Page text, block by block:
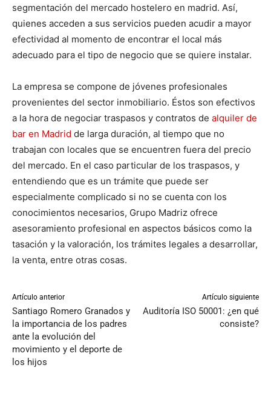
segmentación del mercado hostelero en madrid. Así,
quienes acceden a sus servicios pueden acudir a mayor
efectividad al momento de encontrar el local más
adecuado para el tipo de negocio que se quiere instalar.
La empresa se compone de jóvenes profesionales
provenientes del sector inmobiliario. Éstos son efectivos
a la hora de negociar traspasos y contratos de alquiler de
bar en Madrid de larga duración, al tiempo que no
trabajan con locales que se encuentren fuera del precio
del mercado. En el caso particular de los traspasos, y
entendiendo que es un trámite que puede ser
especialmente complicado si no se cuenta con los
conocimientos necesarios, Grupo Madriz ofrece
asesoramiento profesional en aspectos básicos como la
tasación y la valoración, los trámites legales a desarrollar,
la venta, entre otras cosas.
Artículo anterior
Santiago Romero Granados y
la importancia de los padres
ante la evolución del
movimiento y el deporte de
los hijos
Artículo siguiente
Auditoría ISO 50001: ¿en qué
consiste?